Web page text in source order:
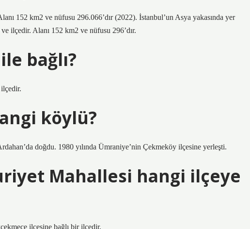
152 km2 ve nüfusu 296.066’dır (2022). İstanbul’un Asya yakasında yer
ilçedir. Alanı 152 km2 ve nüfusu 296’dır.
bağlı?
köylü?
doğdu. 1980 yılında Ümraniye’nin Çekmeköy ilçesine yerleşti.
Mahallesi hangi ilçeye
ilçesine bağlı bir ilçedir.